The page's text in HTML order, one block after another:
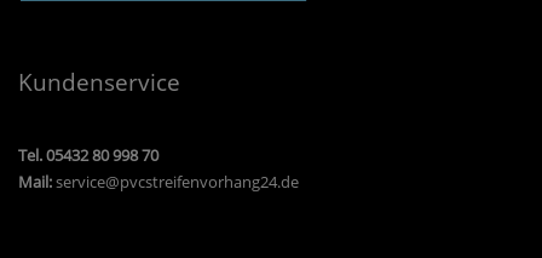
Kundenservice
Tel. 05432 80 998 70
Mail:service@pvcstreifenvorhang24.de